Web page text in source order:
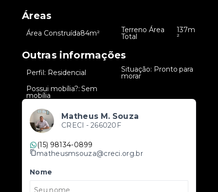
Áreas
Área Construída84m² Terreno Área
Total
137m
²
Outras informações
Perfil: Residencial Situação: Pronto para
morar
Possui mobília?: Sem
mobília
Matheus M. Souza
CRECI - 266020F
(15) 98134-0899
matheusmsouza@creci.org.br
Nome